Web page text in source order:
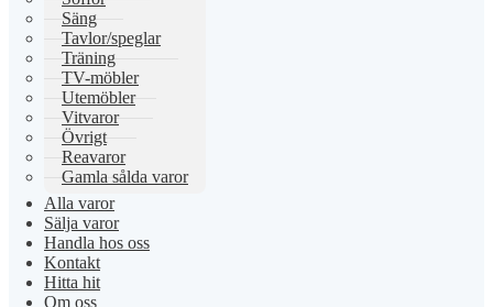
Säng
Tavlor/speglar
Träning
TV-möbler
Utemöbler
Vitvaror
Övrigt
Reavaror
Gamla sålda varor
Alla varor
Sälja varor
Handla hos oss
Kontakt
Hitta hit
Om oss